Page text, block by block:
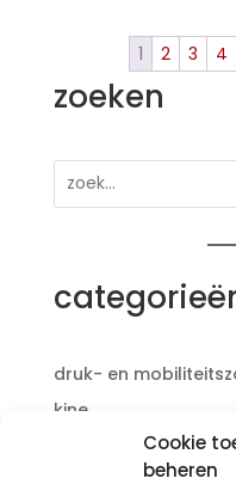
Cookie
beheren
1 2 3 4
zoeken
druk- en
kine